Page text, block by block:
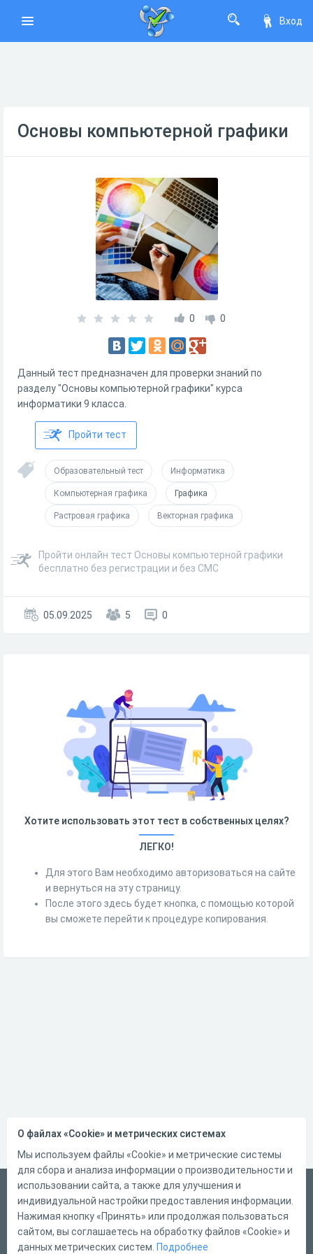
Вход
Основы компьютерной графики
0 0
Данный тест предназначен для проверки знаний по
разделу "Основы компьютерной графики" курса
информатики 9 класса.
Пройти тест
Образовательный тест Информатика
Компьютерная графика Графика
Растровая графика Векторная графика
Пройти онлайн тест Основы компьютерной графики
бесплатно без регистрации и без СМС
05.09.2025 5 0
Хотите использовать этот тест в собственных целях?
ЛЕГКО!
Для этого Вам необходимо авторизоваться на сайте
и вернуться на эту страницу.
После этого здесь будет кнопка, с помощью которой
вы сможете перейти к процедуре копирования.
Русский
Справка
Форма обратной связи
О файлах «Cookie» и метрических системах
Мы используем файлы «Cookie» и метрические системы
для сбора и анализа информации о производительности и
использовании сайта, а также для улучшения и
индивидуальной настройки предоставления информации.
Нажимая кнопку «Принять» или продолжая пользоваться
сайтом, вы соглашаетесь на обработку файлов «Cookie» и
данных метрических систем. Подробнее